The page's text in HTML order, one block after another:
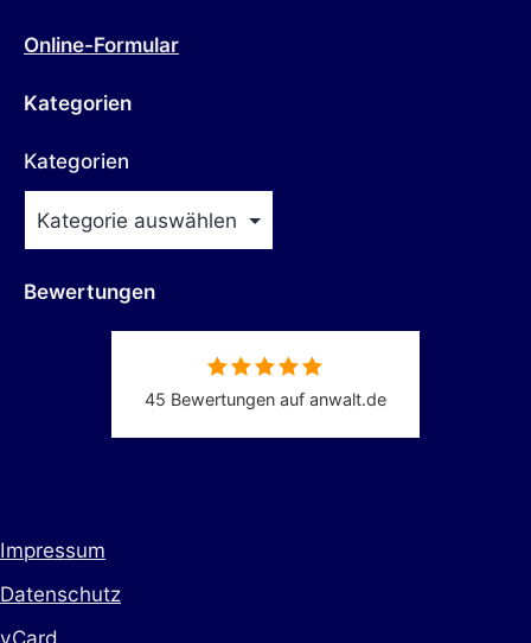
Online-Formular
Kategorien
Kategorien
Bewertungen
45 Bewertungen auf anwalt.de
Impressum
Datenschutz
vCard